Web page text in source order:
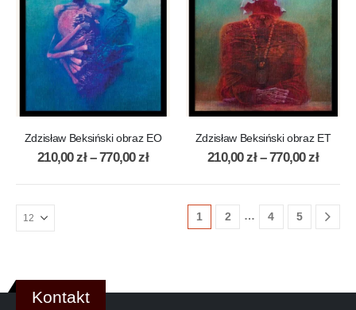
Zdzisław Beksiński obraz EO
210,00zł – 770,00zł
Zdzisław Beksiński obraz ET
210,00zł – 770,00zł
1 2 … 4 5
Kontakt